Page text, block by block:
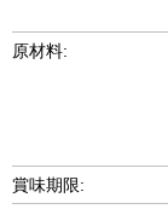
原材料:
賞味期限: